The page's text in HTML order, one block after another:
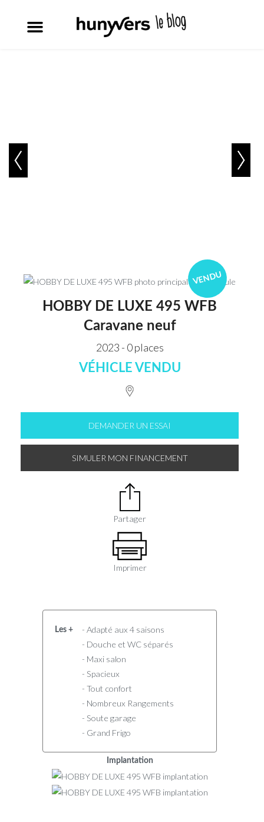
VENDU
HOBBY DE LUXE 495 WFB
Caravane neuf
2023 - 0 places
VÉHICLE VENDU
DEMANDER UN ESSAI
SIMULER MON FINANCEMENT
Partager
Imprimer
Les +
- Adapté aux 4 saisons
- Douche et WC séparés
- Maxi salon
- Spacieux
- Tout confort
- Nombreux Rangements
- Soute garage
- Grand Frigo
Implantation